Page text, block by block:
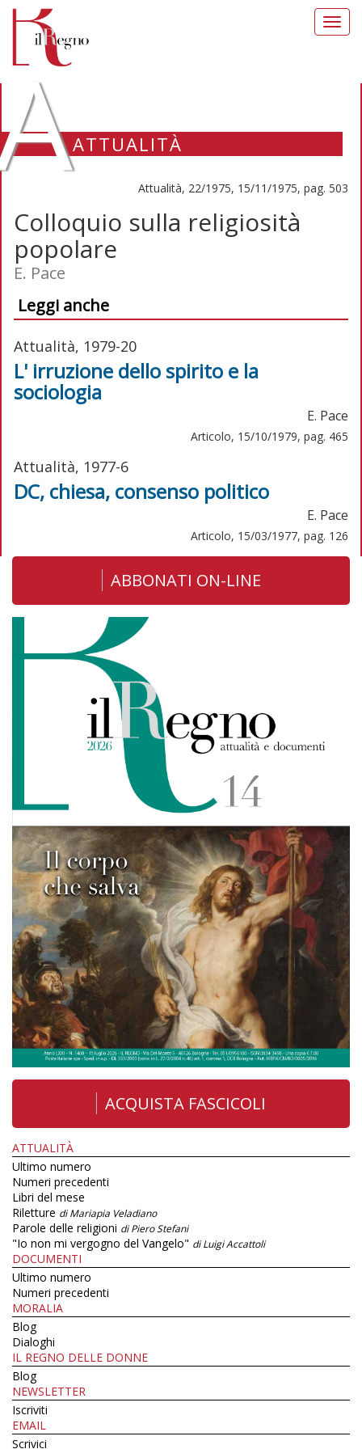
ATTUALITÀ
Attualità, 22/1975, 15/11/1975, pag. 503
Colloquio sulla religiosità
popolare
E. Pace
Leggi anche
Attualità, 1979-20
L' irruzione dello spirito e la
sociologia
E. Pace
Articolo, 15/10/1979, pag. 465
Attualità, 1977-6
DC, chiesa, consenso politico
E. Pace
Articolo, 15/03/1977, pag. 126
ABBONATI ON-LINE
ACQUISTA FASCICOLI
ATTUALITÀ
Ultimo numero
Numeri precedenti
Libri del mese
Riletture di Mariapia Veladiano
Parole delle religioni di Piero Stefani
"Io non mi vergogno del Vangelo" di Luigi Accattoli
DOCUMENTI
Ultimo numero
Numeri precedenti
MORALIA
Blog
Dialoghi
IL REGNO DELLE DONNE
Blog
NEWSLETTER
Iscriviti
EMAIL
Scrivici